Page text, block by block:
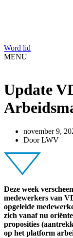
Word lid
MENU
Update
november 9,
DoorLWV
Deze week
medewerkers van
opgeleide
zich vanaf nu
proposities
op het platform